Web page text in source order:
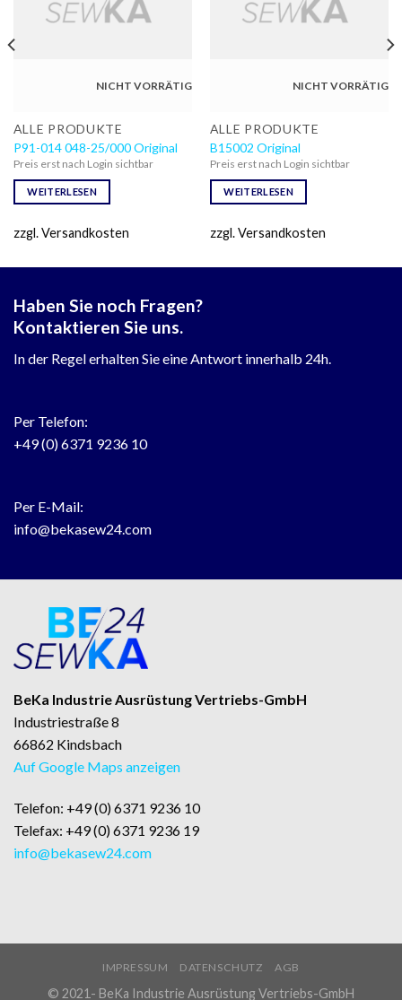
NICHT VORRÄTIG
ALLE PRODUKTE
P91-014 048-25/000 Original
Preis erst nach Login sichtbar
WEITERLESEN
zzgl. Versandkosten
NICHT VORRÄTIG
ALLE PRODUKTE
B15002 Original
Preis erst nach Login sichtbar
WEITERLESEN
zzgl. Versandkosten
Haben Sie noch Fragen?
Kontaktieren Sie uns.
In der Regel erhalten Sie eine Antwort innerhalb 24h.
Per Telefon:
+49 (0) 6371 9236 10
Per E-Mail:
info@bekasew24.com
BeKa Industrie Ausrüstung Vertriebs-GmbH
Industriestraße 8
66862 Kindsbach
Auf Google Maps anzeigen
Telefon: +49 (0) 6371 9236 10
Telefax: +49 (0) 6371 9236 19
info@bekasew24.com
IMPRESSUM DATENSCHUTZ AGB
© 2021- BeKa Industrie Ausrüstung Vertriebs-GmbH